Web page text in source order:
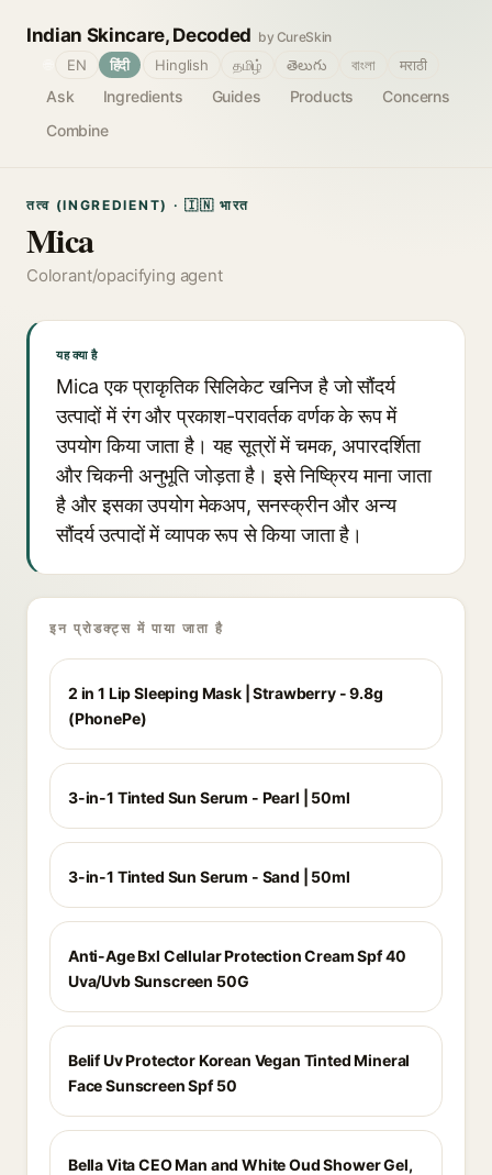
Indian Skincare, Decoded by CureSkin
Ask Ingredients Guides Products
Concerns
Combine
EN हिंदी Hinglish தமிழ் తెలుగు বাংলা मराठी
तत्व (INGREDIENT) · 🇮🇳 भारत
Mica
Colorant/opacifying agent
यह क्या है
Mica एक प्राकृतिक सिलिकेट खनिज है जो सौंदर्य
उत्पादों में रंग और प्रकाश-परावर्तक वर्णक के रूप में
उपयोग किया जाता है। यह सूत्रों में चमक, अपारदर्शिता
और चिकनी अनुभूति जोड़ता है। इसे निष्क्रिय माना जाता
है और इसका उपयोग मेकअप, सनस्क्रीन और अन्य
सौंदर्य उत्पादों में व्यापक रूप से किया जाता है।
इन प्रोडक्ट्स में पाया जाता है
2 in 1 Lip Sleeping Mask | Strawberry - 9.8g
(PhonePe)
3-in-1 Tinted Sun Serum - Pearl | 50ml
3-in-1 Tinted Sun Serum - Sand | 50ml
Anti-Age Bxl Cellular Protection Cream Spf 40
Uva/Uvb Sunscreen 50G
Belif Uv Protector Korean Vegan Tinted Mineral
Face Sunscreen Spf 50
Bella Vita CEO Man and White Oud Shower Gel,